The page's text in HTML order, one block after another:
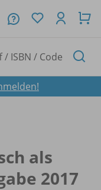
als
2017